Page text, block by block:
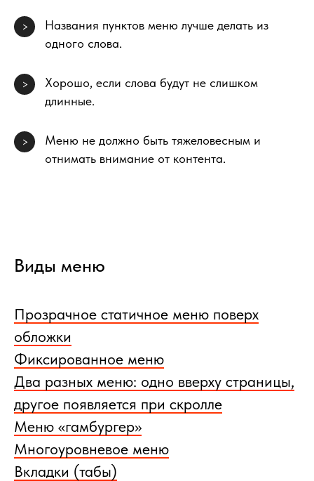
>
Названия пунктов меню лучше делать из
одного слова.
>
Хорошо, если слова будут не слишком
длинные.
>
Меню не должно быть тяжеловесным и
отнимать внимание от контента.
Виды меню
Прозрачное статичное меню поверх
обложки
Фиксированное меню
Два разных меню: одно вверху страницы,
другое появляется при скролле
Меню «гамбургер»
Многоуровневое меню
Вкладки (табы)